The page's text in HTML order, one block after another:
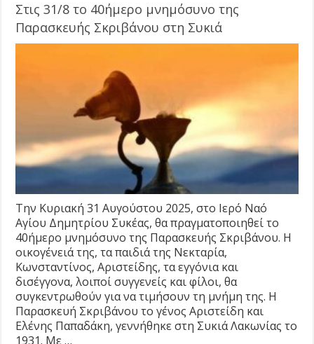
Στις 31/8 το 40ήμερο μνημόσυνο της
Παρασκευής Σκριβάνου στη Συκιά
Την Κυριακή 31 Αυγούστου 2025, στο Ιερό Ναό
Αγίου Δημητρίου Συκέας, θα πραγματοποιηθεί το
40ήμερο μνημόσυνο της Παρασκευής Σκριβάνου. Η
οικογένειά της, τα παιδιά της Νεκταρία,
Κωνσταντίνος, Αριστείδης, τα εγγόνια και
δισέγγονα, λοιποί συγγενείς και φίλοι, θα
συγκεντρωθούν για να τιμήσουν τη μνήμη της. Η
Παρασκευή Σκριβάνου το γένος Αριστείδη και
Ελένης Παπαδάκη, γεννήθηκε στη Συκιά Λακωνίας το
1931. Με …